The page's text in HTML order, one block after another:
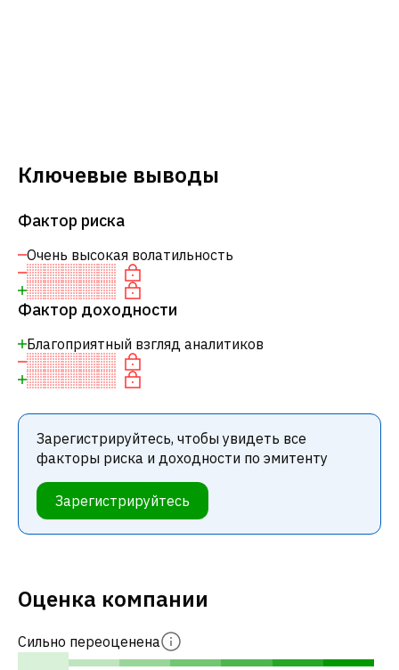
Ключевые выводы
Фактор риска
Очень высокая волатильность
Фактор доходности
Благоприятный взгляд аналитиков
Зарегистрируйтесь, чтобы увидеть все
факторы риска и доходности по эмитенту
Зарегистрируйтесь
Оценка компании
Сильно переоценена